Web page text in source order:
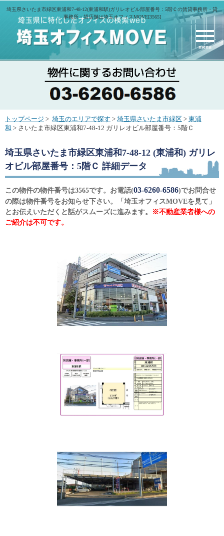
埼玉県さいたま市緑区東浦和7-48-12(東浦和駅)ガリレオビル部屋番号：5階Ｃの賃貸事務所・貸
事務所・貸店舗は埼玉オフィスMOVE[3565]
menu
トップページ > 埼玉のエリアで探す > 埼玉県さいたま市緑区 > 東浦
和 > さいたま市緑区東浦和7-48-12 ガリレオビル部屋番号：5階Ｃ
埼玉県さいたま市緑区東浦和7-48-12 (東浦和) ガリレ
オビル部屋番号：5階Ｃ 詳細データ
この物件の物件番号は3565です。お電話(03-6260-6586)でお問合せ
の際は物件番号をお知らせ下さい。「埼玉オフィスMOVEを見て」
とお伝えいただくと話がスムーズに進みます。
※不動産業者様への
ご紹介は不可です。